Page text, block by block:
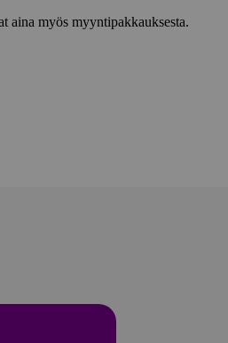
aina myös myyntipakkauksesta.